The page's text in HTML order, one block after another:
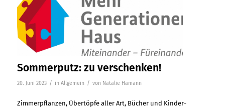
Sommerputz: zu verschenken!
20. Juni 2023 / in Allgemein / von Natalie Hamann
Zimmerpflanzen, Übertöpfe aller Art, Bücher und Kinder-